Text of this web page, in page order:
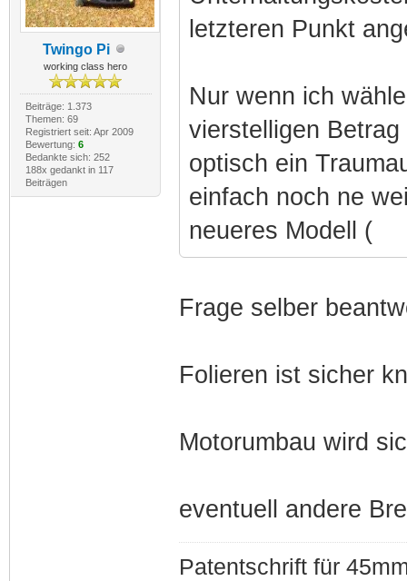
Twingo Pi
working class hero
Beiträge: 1.373
Themen: 69
Registriert seit: Apr 2009
Bewertung: 6
Bedankte sich: 252
188x gedankt in 117
Beiträgen
letzteren Punkt
Nur wenn ich
vierstelligen
optisch ein
einfach noch ne
neueres Modell (
Frage selber
Folieren ist sicher
Motorumbau wird
eventuell andere
Patentschrift für